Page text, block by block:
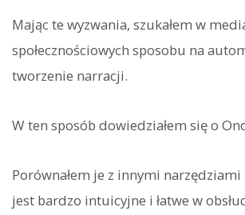
Mając te wyzwania, szukałem w
społecznościowych sposobu na
tworzenie narracji.
W ten sposób dowiedziałem się o
Porównałem je z innymi narzędziami
jest bardzo intuicyjne i łatwe w